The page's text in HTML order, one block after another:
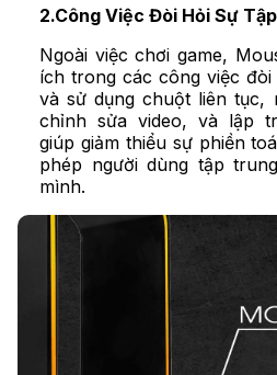
2.Công Việc Đòi Hỏi Sự
Ngoài việc chơi game,
ích trong các công việc
và sử dụng chuột liên tục,
chỉnh sửa video, và lập
giúp giảm thiểu sự phiền
phép người dùng tập
mình.